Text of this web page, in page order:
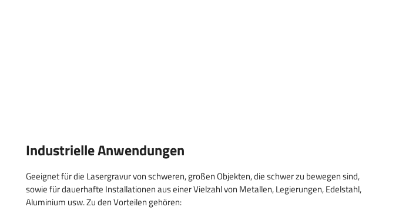
Industrielle Anwendungen
Geeignet für die Lasergravur von schweren, großen Objekten, die schwer zu bewegen sind,
sowie für dauerhafte Installationen aus einer Vielzahl von Metallen, Legierungen, Edelstahl,
Aluminium usw. Zu den Vorteilen gehören: